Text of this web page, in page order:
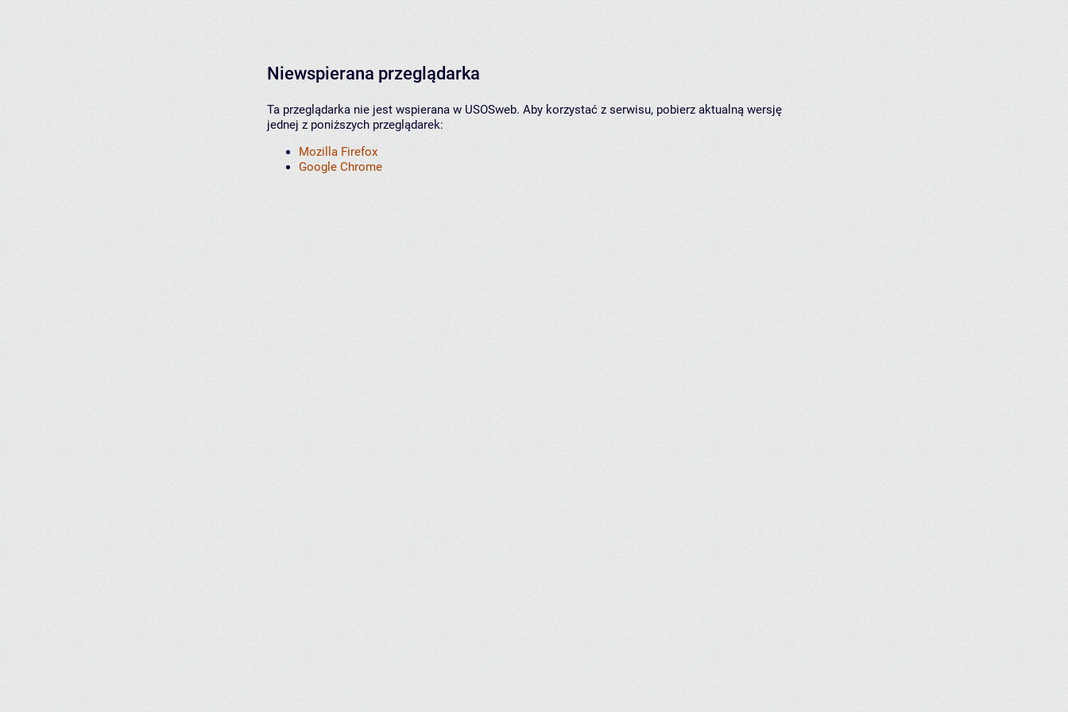
Niewspierana przeglądarka
Ta przeglądarka nie jest wspierana w USOSweb. Aby korzystać z serwisu, pobierz aktualną wersję
jednej z poniższych przeglądarek:
Mozilla Firefox
Google Chrome